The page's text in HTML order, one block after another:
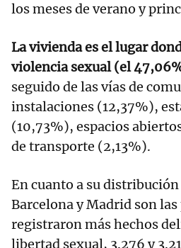
los meses de verano y
La vivienda es el lugar
violencia sexual (el
seguido de las vías de
instalaciones (12,37%),
(10,73%), espacios
de transporte (2,13%).
En cuanto a su
Barcelona y Madrid son
registraron más hechos
libertad sexual, 3.276 y